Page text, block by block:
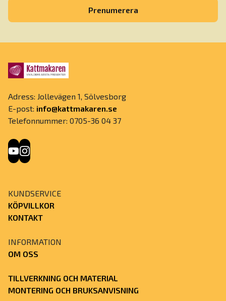
Prenumerera
Adress: Jollevägen 1, Sölvesborg
E-post: info@kattmakaren.se
Telefonnummer: 0705-36 04 37
KUNDSERVICE
KÖPVILLKOR
KONTAKT
INFORMATION
OM OSS
TILLVERKNING OCH MATERIAL
MONTERING OCH BRUKSANVISNING